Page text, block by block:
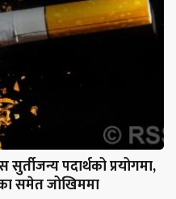
पदार्थको प्रयोगमा,
समेत जोखिममा